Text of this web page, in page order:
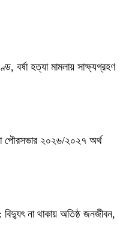
বর্ষা হত্যা মামলায় সাক্ষ্যগ্রহণ
পৌরসভার ২০২৬/২০২৭ অর্থ
না থাকায় অতিষ্ঠ জনজীবন,